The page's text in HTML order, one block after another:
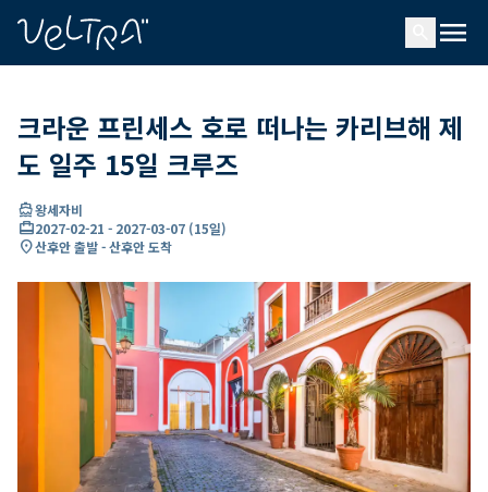
menu
크라운 프린세스 호로 떠나는 카리브해 제
도 일주 15일 크루즈
directions_boat왕세자비
card_travel2027-02-21 - 2027-03-07 (15일)
location_on산후안 출발 - 산후안 도착